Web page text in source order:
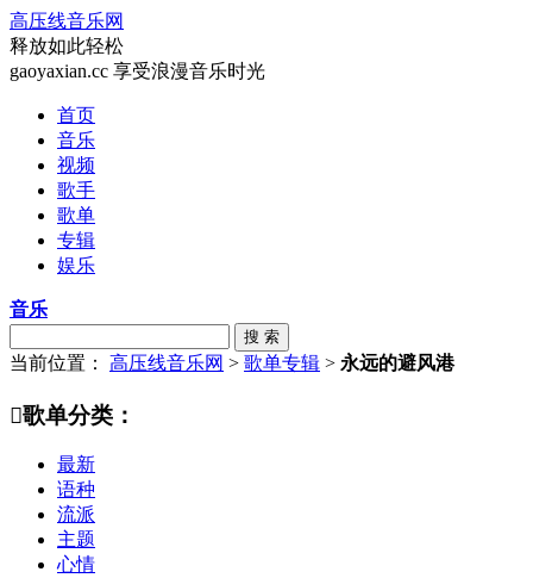
高压线音乐网
释放如此轻松
gaoyaxian.cc 享受浪漫音乐时光
首页
音乐
视频
歌手
歌单
专辑
娱乐
音乐
搜 索
当前位置： 高压线音乐网 > 歌单专辑 > 永远的避风港
歌单分类：
最新
语种
流派
主题
心情